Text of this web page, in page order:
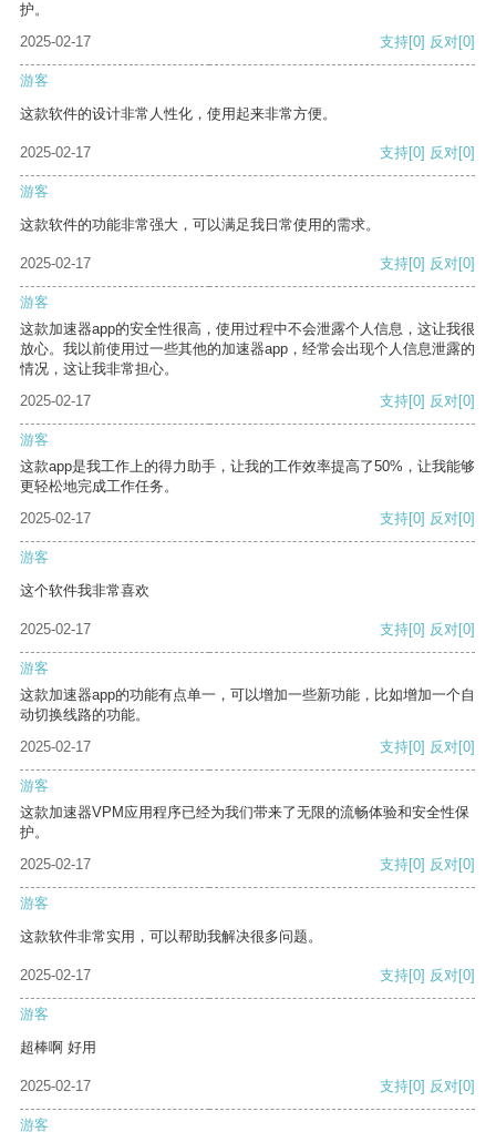
护。
2025-02-17
支持[0] 反对[0]
游客
这款软件的设计非常人性化，使用起来非常方便。
2025-02-17 支持[0] 反对[0]
游客
这款软件的功能非常强大，可以满足我日常使用的需求。
2025-02-17 支持[0] 反对[0]
游客
这款加速器app的安全性很高，使用过程中不会泄露个人信息，这让我很
放心。我以前使用过一些其他的加速器app，经常会出现个人信息泄露的
情况，这让我非常担心。
2025-02-17
支持[0] 反对[0]
游客
这款app是我工作上的得力助手，让我的工作效率提高了50%，让我能够
更轻松地完成工作任务。
2025-02-17
支持[0] 反对[0]
游客
这个软件我非常喜欢
2025-02-17 支持[0] 反对[0]
游客
这款加速器app的功能有点单一，可以增加一些新功能，比如增加一个自
动切换线路的功能。
2025-02-17
支持[0] 反对[0]
游客
这款加速器VPM应用程序已经为我们带来了无限的流畅体验和安全性保
护。
2025-02-17
支持[0] 反对[0]
游客
这款软件非常实用，可以帮助我解决很多问题。
2025-02-17 支持[0] 反对[0]
游客
超棒啊 好用
2025-02-17 支持[0] 反对[0]
游客